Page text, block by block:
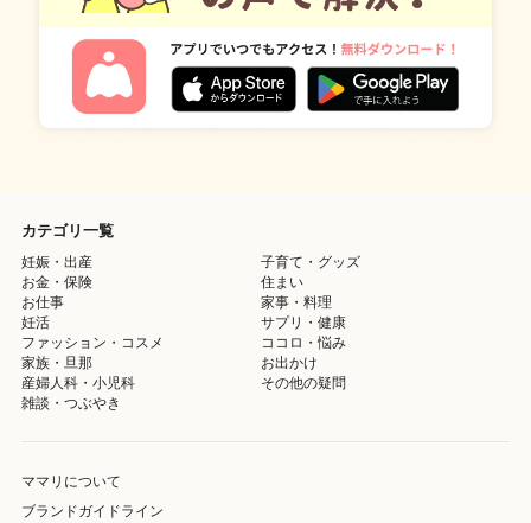
カテゴリ一覧
妊娠・出産
子育て・グッズ
お金・保険
住まい
お仕事
家事・料理
妊活
サプリ・健康
ファッション・コスメ
ココロ・悩み
家族・旦那
お出かけ
産婦人科・小児科
その他の疑問
雑談・つぶやき
ママリについて
ブランドガイドライン